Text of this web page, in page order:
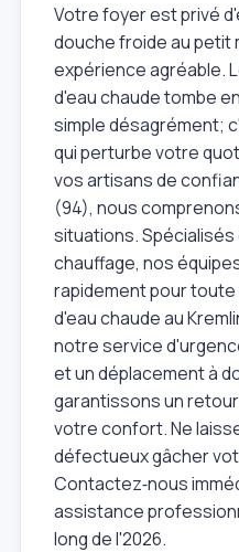
Votre foyer est privé
douche froide au petit
expérience agréable.
d'eau chaude tombe
simple désagrément;
qui perturbe votre
vos artisans de
(94), nous
situations.
chauffage, nos
rapidement pour
d'eau chaude au
notre service
et un déplacement à
garantissons un
votre confort. Ne
défectueux gâcher
Contactez‑nous
assistance
long de l'2026.